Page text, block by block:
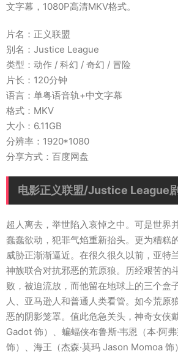
文字幕，1080P高清MKV格式。
片名：正义联盟
别名：Justice League
类型：动作 / 科幻 / 奇幻 / 冒险
片长：120分钟
语言：单粤语音轨+中文字幕
格式：MKV
大小：6.11GB
分辨率：1920*1080
分享方式：百度网盘
电影正义联盟/Justice League
超人离去，举世陷入哀悼之中。可是世界
蠢蠢欲动，犯罪气焰重新抬头。更为糟糕
威胁正渐渐逼近。在很久很久以前，亚特
神族联合对抗邪恶的荒原狼。历经艰苦的
败，被迫流放，而他留在地球上的三个盒
人、亚马逊人和普通人类看管。如今荒原
恶的阴影笼罩。值此危急关头，神奇女侠
Gadot 饰）、蝙蝠侠布鲁斯·韦恩（本·阿
饰）、海王（杰森·莫玛 Jason Momoa 饰